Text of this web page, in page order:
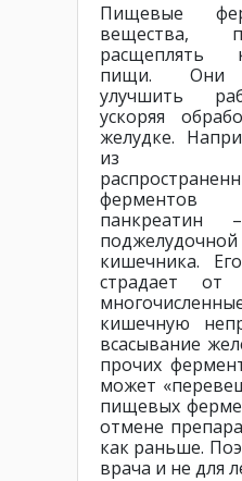
Пищевые
вещества,
расщеплять
пищи. Они
улучшить
ускоряя
желудке.
из
ферментов
панкреатин
кишечника.
страдает от
кишечную
всасывание
прочих
может
пищевых
отмене
как раньше.
врача и не для